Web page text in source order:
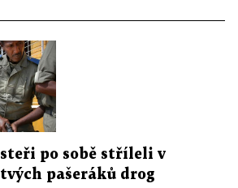
po sobě stříleli v
pašeráků drog